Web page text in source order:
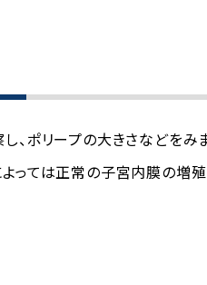
し、ポリープの大きさなどを
よっては正常の子宮内膜の